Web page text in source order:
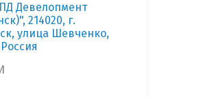
Девелопмент
214020, г.
улица Шевченко,